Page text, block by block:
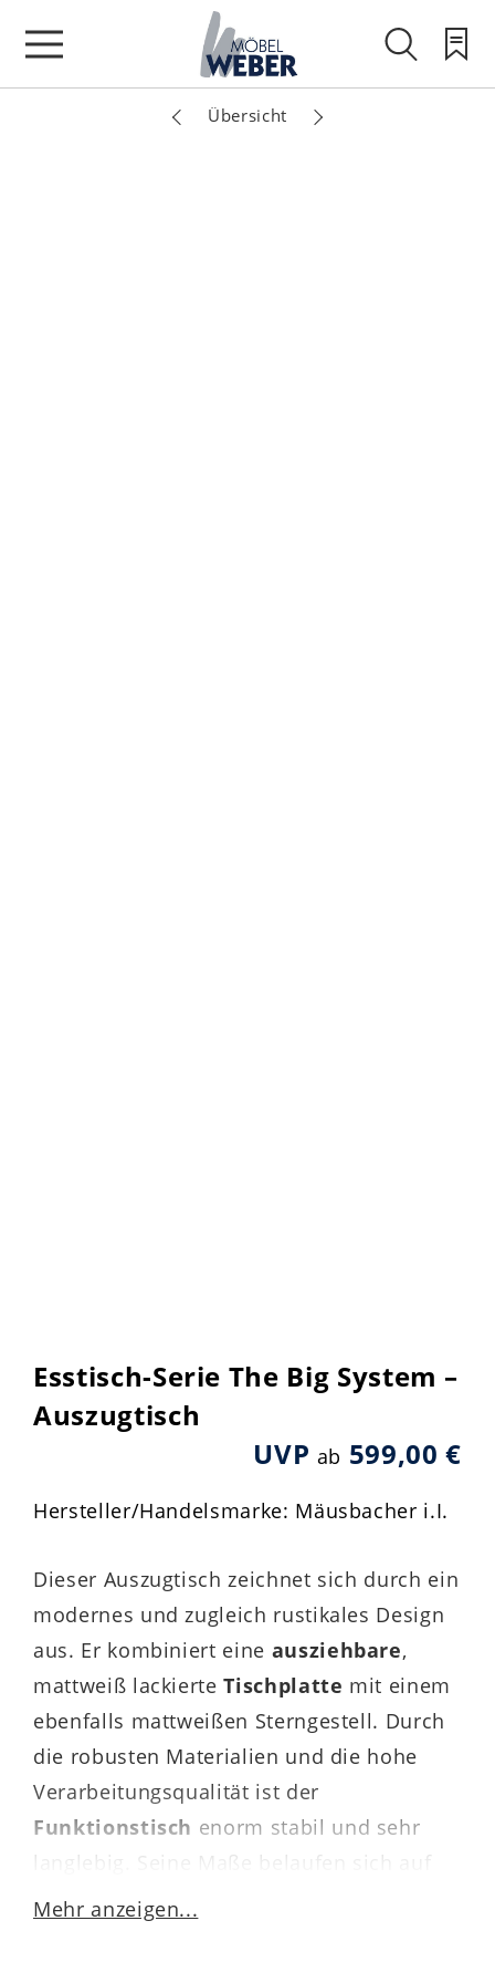
Übersicht
Esstisch-Serie The Big System –
Auszugtisch
UVP ab 599,00 €
Hersteller/Handelsmarke: Mäusbacher i.I.
Dieser Auszugtisch zeichnet sich durch ein
modernes und zugleich rustikales Design
aus. Er kombiniert eine ausziehbare,
mattweiß lackierteTischplatte mit einem
ebenfalls mattweißen Sterngestell. Durch
die robusten Materialien und die hohe
Verarbeitungsqualität ist der
Funktionstisch enorm stabil und sehr
langlebig. Seine Maße belaufen sich auf
ca. 130 – 170 x 75 x 130 cm (LxHxT).
Mehr anzeigen...